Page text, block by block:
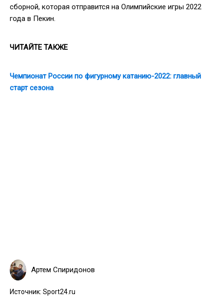
сборной, которая отправится на Олимпийские игры 2022
года в Пекин.
ЧИТАЙТЕ ТАКЖЕ
Чемпионат России по фигурному катанию-2022: главный
старт сезона
Артем Спиридонов
Источник: Sport24.ru